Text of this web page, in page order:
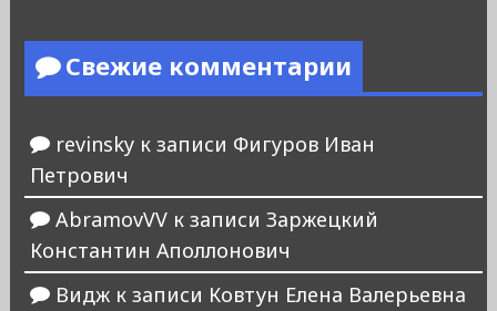
Свежие комментарии
revinskyк записи Фигуров Иван
Петрович
AbramovVVк записи Заржецкий
Константин Аполлонович
Виджк записи Ковтун Елена Валерьевна